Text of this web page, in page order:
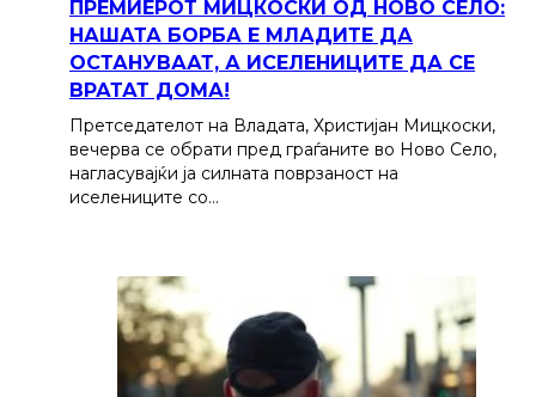
ПРЕМИЕРОТ МИЦКОСКИ ОД НОВО СЕЛО:
НАШАТА БОРБА Е МЛАДИТЕ ДА
ОСТАНУВААТ, А ИСЕЛЕНИЦИТЕ ДА СЕ
ВРАТАТ ДОМА!
Претседателот на Владата, Христијан Мицкоски,
вечерва се обрати пред граѓаните во Ново Село,
нагласувајќи ја силната поврзаност на
иселениците со…